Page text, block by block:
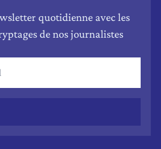
quotidienne avec les
de nos journalistes